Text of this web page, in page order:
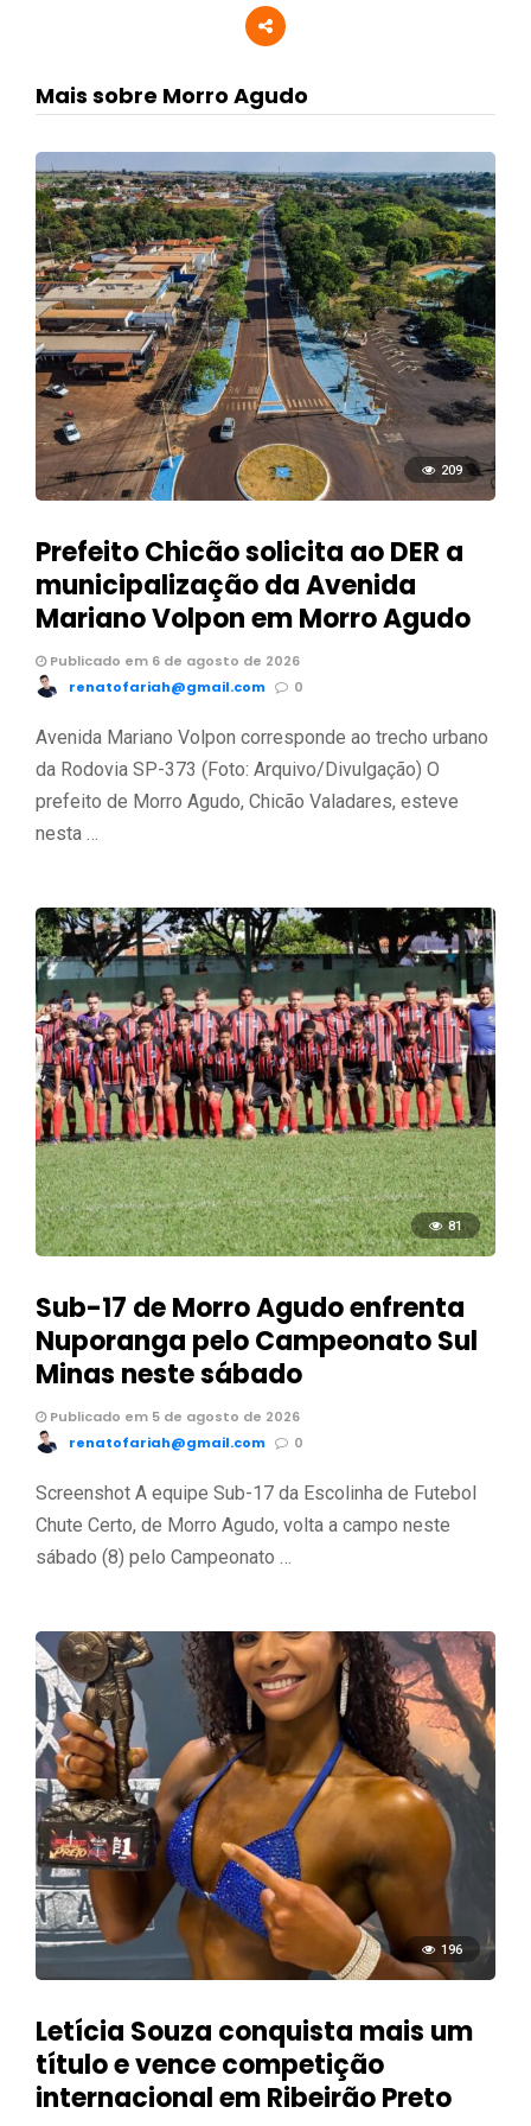
Mais sobre Morro Agudo
209
Prefeito Chicão solicita ao DER a
municipalização da Avenida
Mariano Volpon em Morro Agudo
Publicado em 6 de agosto de 2026
renatofariah@gmail.com
0
Avenida Mariano Volpon corresponde ao trecho urbano
da Rodovia SP-373 (Foto: Arquivo/Divulgação) O
prefeito de Morro Agudo, Chicão Valadares, esteve
nesta …
81
Sub-17 de Morro Agudo enfrenta
Nuporanga pelo Campeonato Sul
Minas neste sábado
Publicado em 5 de agosto de 2026
renatofariah@gmail.com
0
Screenshot A equipe Sub-17 da Escolinha de Futebol
Chute Certo, de Morro Agudo, volta a campo neste
sábado (8) pelo Campeonato …
196
Letícia Souza conquista mais um
título e vence competição
internacional em Ribeirão Preto